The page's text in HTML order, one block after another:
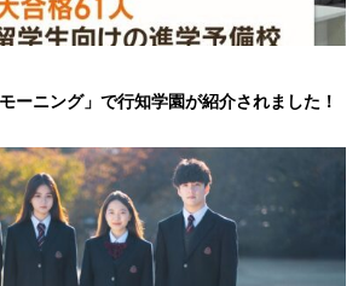
ーニング」で行知学園が紹介されました！